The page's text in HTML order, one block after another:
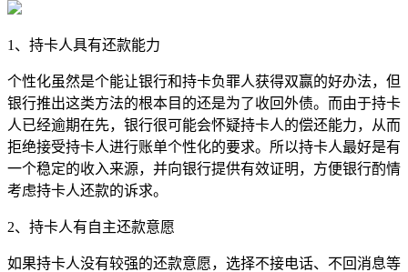
1、持卡人具有还款能力
个性化虽然是个能让银行和持卡负罪人获得双赢的好办法，但
银行推出这类方法的根本目的还是为了收回外债。而由于持卡
人已经逾期在先，银行很可能会怀疑持卡人的偿还能力，从而
拒绝接受持卡人进行账单个性化的要求。所以持卡人最好是有
一个稳定的收入来源，并向银行提供有效证明，方便银行酌情
考虑持卡人还款的诉求。
2、持卡人有自主还款意愿
如果持卡人没有较强的还款意愿，选择不接电话、不回消息等